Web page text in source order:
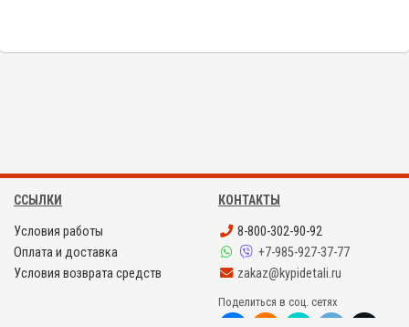
ССЫЛКИ
Условия работы
Оплата и доставка
Условия возврата средств
КОНТАКТЫ
8-800-302-90-92
+7-985-927-37-77
zakaz@kypidetali.ru
Поделиться в соц. сетях